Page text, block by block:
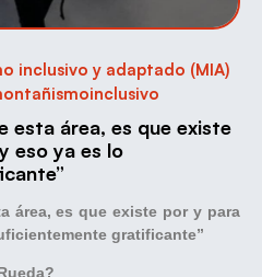
inclusivo y adaptado (MIA)
esta área, es que existe
eso ya es lo
área, es que existe por y para
gratificante”